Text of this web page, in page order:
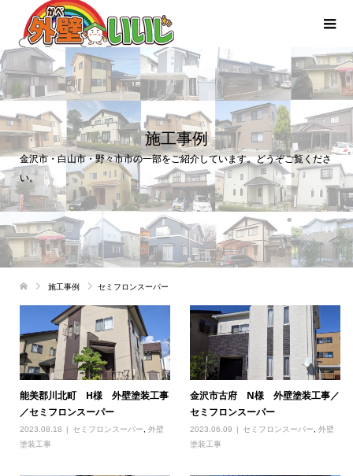
施工事例
金沢市・白山市・野々市市の一部をご紹介しています。どうぞご覧くださ
い。
施工事例 セミフロンスーパー
能美郡川北町 H様 外壁塗装工事
／セミフロンスーパー
2023.08.18 セミフロンスーパー, 外壁
塗装工事
金沢市古府 N様 外壁塗装工事／
セミフロンスーパー
2023.06.09 セミフロンスーパー,外壁
塗装工事